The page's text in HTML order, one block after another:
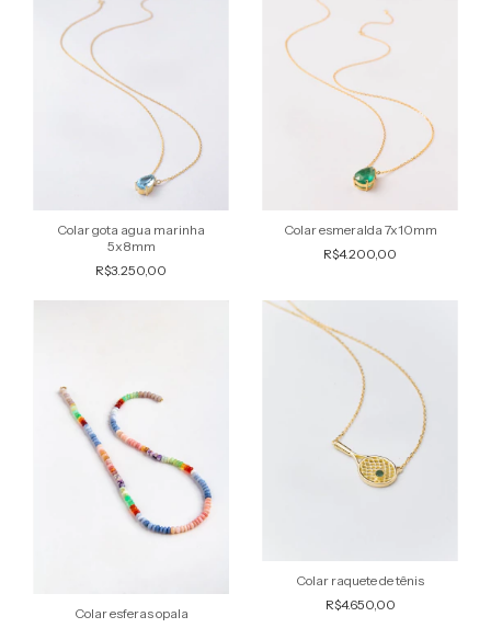
Colar gota agua marinha
5x8mm
R$3.250,00
Colar esmeralda 7x10mm
R$4.200,00
Colar esferas opala
Colar raquete de tênis
R$4.650,00